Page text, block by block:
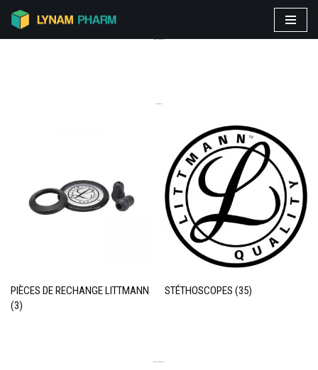
Aller
PIÈCES DE RECHANGE LITTMANN
(3)
STÉTHOSCOPES(35)